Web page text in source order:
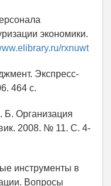
экономики.
rxnuwt
Экспресс-
464 с.
Б. Организация
2008. № 11. С. 4-
инструменты в
Вопросы